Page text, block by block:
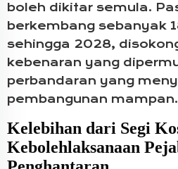
boleh dikitar semula.
berkembang sebanyak
sehingga 2028,
kebenaran yang
perbandaran yang
pembangunan mampan.
Kelebihan dari Segi
Kebolehlaksanaan